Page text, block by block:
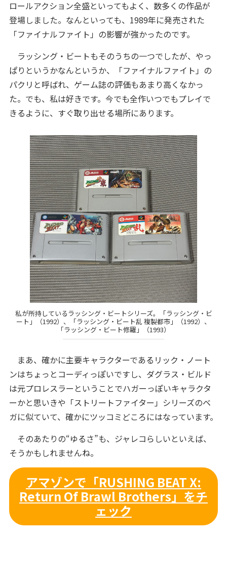
ロールアクション全盛といってもよく、数多くの作品が
登場しました。なんといっても、1989年に発売された
「ファイナルファイト」の影響が強かったのです。
ラッシング・ビートもそのうちの一つでしたが、やっ
ぱりというかなんというか、「ファイナルファイト」の
パクリと呼ばれ、ゲーム誌の評価もあまり高くなかっ
た。でも、私は好きです。今でも全作いつでもプレイで
きるように、すぐ取り出せる場所にあります。
私が所持しているラッシング・ビートシリーズ。「ラッシング・ビ
ート」（1992）、「ラッシング・ビート乱 複製都市」（1992）、
「ラッシング・ビート修羅」（1993）
まあ、確かに主要キャラクターであるリック・ノート
ンはちょっとコーディっぽいですし、ダグラス・ビルド
は元プロレスラーということでハガーっぽいキャラクタ
ーかと思いきや「ストリートファイター」シリーズのベ
ガに似ていて、確かにツッコミどころにはなっています。
そのあたりの“ゆるさ”も、ジャレコらしいといえば、
そうかもしれませんね。
アマゾンで「RUSHING BEAT X:
Return Of Brawl Brothers」をチ
ェック